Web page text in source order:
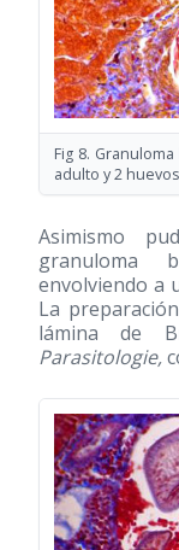
Fig 8.
adulto y 2
Asimismo
granuloma
envolviendo a
La
lámina de
Parasitologie,